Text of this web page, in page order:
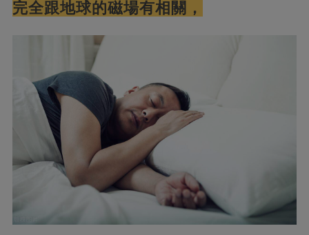
完全跟地球的磁場有相關，